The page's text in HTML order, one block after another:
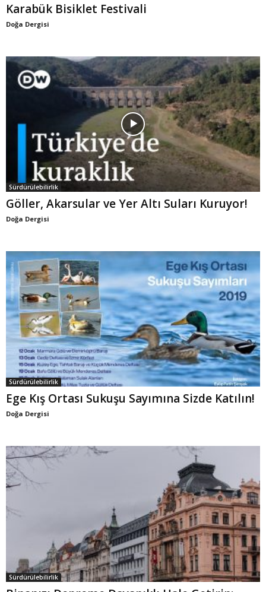
Karabük Bisiklet Festivali
Doğa Dergisi
Sürdürülebilirlik
Göller, Akarsular ve Yer Altı Suları Kuruyor!
Doğa Dergisi
Sürdürülebilirlik
Ege Kış Ortası Sukuşu Sayımına Sizde Katılın!
Doğa Dergisi
Sürdürülebilirlik